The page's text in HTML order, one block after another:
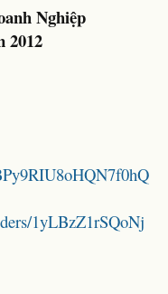
Nghiệp
2012
1yLBzZ1rSQoNj